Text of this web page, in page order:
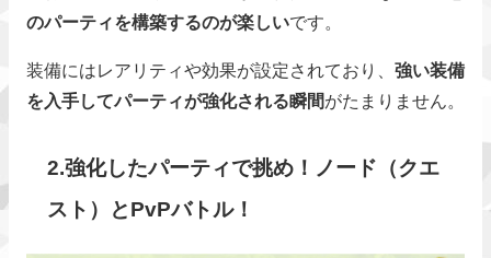
のパーティを構築するのが楽しいです。
装備にはレアリティや効果が設定されており、 強い装備
を入手してパーティが強化される瞬間がたまりません。
2.強化したパーティで挑め！ノード（クエ
スト）とPvPバトル！